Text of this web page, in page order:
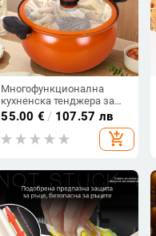
Многофункционална
кухненска тенджера за
супа с голям капацитет,
подаръчна, незалепваща,
голяма, с тиква, тенджера
с дебел микро тенджера
55.00 € / 107.57 лв
add_shopping_cart